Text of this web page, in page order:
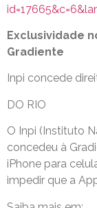
Exclusividade
Gradiente
Inpi concede
DO RIO
O Inpi (Instituto
concedeu à
iPhone para
impedir que a